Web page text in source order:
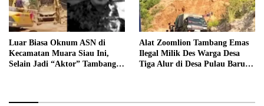
Luar Biasa Oknum ASN di
Kecamatan Muara Siau Ini,
Selain Jadi “Aktor” Tambang
Alat Zoomlion Tambang Emas
Ilegal Milik Des Warga Desa
Tiga Alur di Desa Pulau Baru